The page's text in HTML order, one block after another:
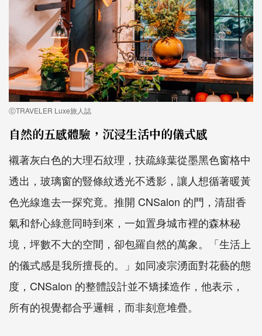
ⓒTRAVELER Luxe旅人誌
自然的五感體驗，沉浸生活中的儀式感
襯著灰白色的大理石紋理，扶疏綠葉從墨黑色窗格中
透出，玻璃窗的豎條紋透光不透影，讓人想循著暖黃
色光線進去一探究竟。推開 CNSalon 的門，清甜香
氣和舒心綠意同時到來，一如置身城市裡的森林秘
境，坪數不大的空間，卻包羅自然的萬象。「生活上
的儀式感是我所擅長的。」如同凌宗湧面對花藝的態
度，CNSalon 的整體設計並不矯揉造作，他表示，
所有的視覺都合乎邏輯，而非刻意堆疊。